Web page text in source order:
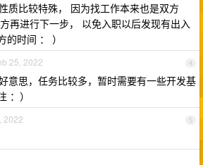
质比较特殊， 因为找工作本来也是双方
再进行下一步， 以免入职以后发现有出入
时间 ： ）
4
25, 2022
意思，任务比较多，暂时需要有一些开发基
：）
5
2022